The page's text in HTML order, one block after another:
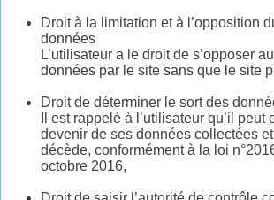
Droit à la limitation et à l’opposition
données
L’utilisateur a le droit de s’opposer
données par le site sans que le site
Droit de déterminer le sort des
Il est rappelé à l’utilisateur qu’il peut
devenir de ses données collectées et
décède, conformément à la loi
octobre 2016,